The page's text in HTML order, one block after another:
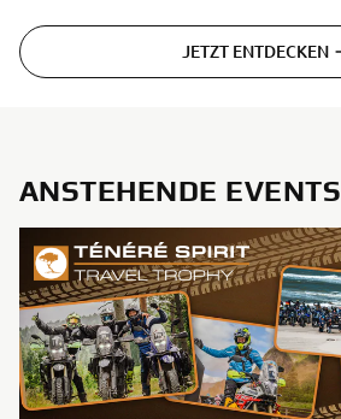
JETZT ENTDECKEN
ANSTEHENDE EVENTS